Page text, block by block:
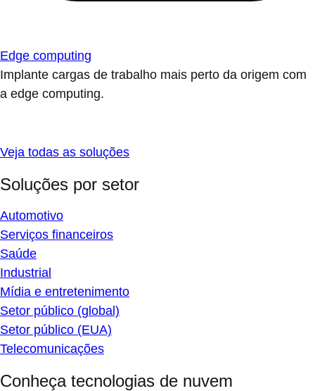
Edge computing
Implante cargas de trabalho mais perto da origem com
a edge computing.
Veja todas as soluções
Soluções por setor
Automotivo
Serviços financeiros
Saúde
Industrial
Mídia e entretenimento
Setor público (global)
Setor público (EUA)
Telecomunicações
Conheça tecnologias de nuvem